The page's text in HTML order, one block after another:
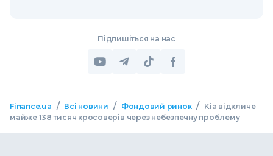
Підпишіться на нас
Finance.ua / Всі новини / Фондовий ринок / Kia відкличе
майже 138 тисяч кросоверів через небезпечну проблему